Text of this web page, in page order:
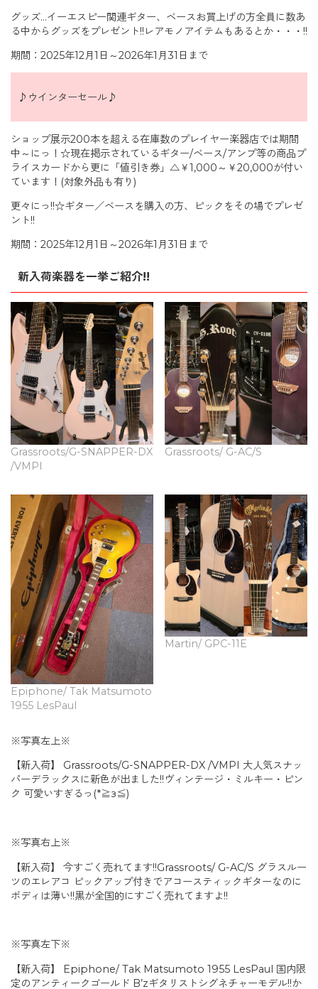
グッズ…イーエスピー関連ギター、ベースお買上げの方全員に数あ
る中からグッズをプレゼント!!レアモノアイテムもあるとか・・・!!
期間：2025年12月1日～2026年1月31日まで
♪ウインターセール♪
ショップ展示200本を超える在庫数のプレイヤー楽器店では期間
中～にっ！☆現在掲示されているギター/ベース/アンプ等の商品プ
ライスカードから更に「値引き券」△￥1,000～￥20,000が付い
ています！(対象外品も有り)
更々にっ!!☆ギター／ベースを購入の方、ピックをその場でプレゼ
ント!!
期間：2025年12月1日～2026年1月31日まで
新入荷楽器を一挙ご紹介!!
Grassroots/G-SNAPPER-DX
/VMPI
Grassroots/ G-AC/S
Epiphone/ Tak Matsumoto
1955 LesPaul
Martin/ GPC-11E
※写真左上※
【新入荷】 Grassroots/G-SNAPPER-DX /VMPI 大人気スナッ
パーデラックスに新色が出ました!!ヴィンテージ・ミルキー・ピン
ク 可愛いすぎるっ(*≧з≦)
※写真右上※
【新入荷】 今すごく売れてます!!Grassroots/ G-AC/S グラスルー
ツのエレアコ ピックアップ付きでアコースティックギターなのに
ボディは薄い!!黒が全国的にすごく売れてますよ!!
※写真左下※
【新入荷】 Epiphone/ Tak Matsumoto 1955 LesPaul 国内限
定のアンティークゴールド B’zギタリストシグネチャーモデル!!か